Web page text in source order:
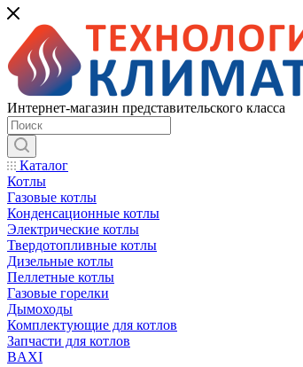
Интернет-магазин представительского класса
Каталог
Котлы
Газовые котлы
Конденсационные котлы
Электрические котлы
Твердотопливные котлы
Дизельные котлы
Пеллетные котлы
Газовые горелки
Дымоходы
Комплектующие для котлов
Запчасти для котлов
BAXI